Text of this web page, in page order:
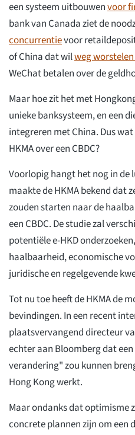
een systeem uitbouwenvoor
bank van Canada ziet de
concurrentievoor
of China dat wilweg worstelen
WeChat betalen over de
Maar hoe zit het met
unieke banksysteem, en een
integreren met China. Dus
HKMA over een CBDC?
Voorlopig hangt het nog in
maakte de HKMA bekend dat
zouden starten naar de
een CBDC. De studie zal
potentiële e-HKD
haalbaarheid, economische
juridische en regelgevende
Tot nu toe heeft de HKMA de
bevindingen. In een recent
plaatsvervangend directeur
echter aan Bloomberg dat
verandering" zou kunnen
Hong Kong werkt.
Maar ondanks dat optimisme
concrete plannen zijn om een